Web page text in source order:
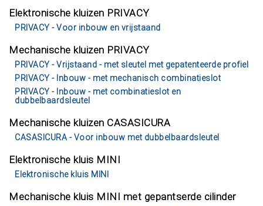
Elektronische kluizen PRIVACY
PRIVACY - Voor inbouw en vrijstaand
Mechanische kluizen PRIVACY
PRIVACY - Vrijstaand - met sleutel met gepatenteerde profiel
PRIVACY - Inbouw - met mechanisch combinatieslot
PRIVACY - Inbouw - met combinatieslot en
dubbelbaardsleutel
Mechanische kluizen CASASICURA
CASASICURA - Voor inbouw met dubbelbaardsleutel
Elektronische kluis MINI
Elektronische kluis MINI
Mechanische kluis MINI met gepantserde cilinder